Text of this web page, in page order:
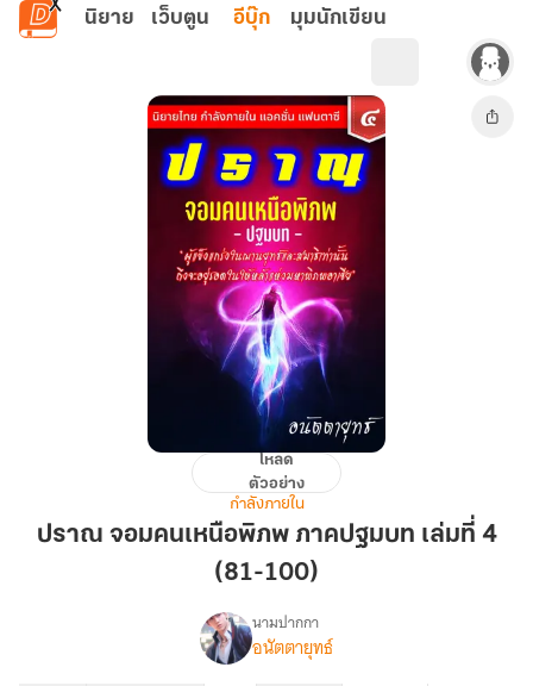
ข้ามไปยังเนื้อหาหลัก
นิยาย เว็บตูน อีบุ๊ก มุมนักเขียน
ปราณ
คน
โหลด
ตัวอย่าง
กำลังภายใน
ปราณ จอมคนเหนือพิภพ ภาคปฐมบท เล่มที่ 4
(81-100)
เรื่อง
ปราณ
นามปากกา
อนัตตายุทธ์